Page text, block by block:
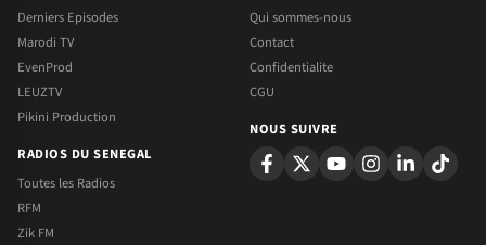
Derniers Episodes
Marodi TV
EvenProd
LEUZTV
Pikini Production
RADIOS DU SENEGAL
Toutes les Radios
RFM
Zik FM
Qui sommes-nous
Contact
Confidentialite
CGU
NOUS SUIVRE